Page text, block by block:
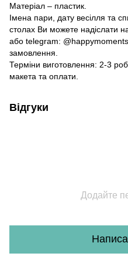
Матеріал – пластик.
Імена пари, дату весілля та
столах Ви можете надіслати
або telegram:
замовлення.
Терміни виготовлення: 2-3
макета та оплати.
Відгуки
Додайте